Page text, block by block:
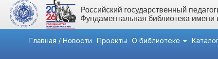
Российский государственный
Фундаментальная библиотека
Главная / Новости Проекты О библиотеке